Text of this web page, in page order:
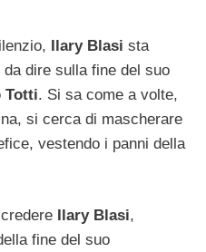
Ilary Blasi sta
dire sulla fine del suo
Totti. Si sa come a volte,
si cerca di mascherare
vestendo i panni della
Ilary Blasi,
fine del suo